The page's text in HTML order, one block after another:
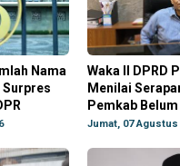
Nama
Surpres
Waka II DPRD
Menilai
Pemkab Belum
Jumat, 07 Agustus